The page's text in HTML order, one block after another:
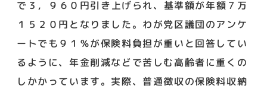
で３，９６０円引き上げられ、基準額が年額７万
１５２０円となりました。わが党区議団のアンケ
ートでも９１％が保険料負担が重いと回答してい
るように、年金削減などで苦しむ高齢者に重くの
しかかっています。実際、普通徴収の保険料収納